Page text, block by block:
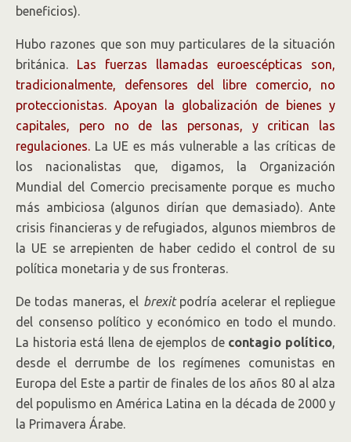
beneficios).
Hubo razones que son muy particulares de la situación
británica. Las fuerzas llamadas euroescépticas son,
tradicionalmente, defensores del libre comercio, no
proteccionistas. Apoyan la globalización de bienes y
capitales, pero no de las personas, y critican las
regulaciones. La UE es más vulnerable a las críticas de
los nacionalistas que, digamos, la Organización
Mundial del Comercio precisamente porque es mucho
más ambiciosa (algunos dirían que demasiado). Ante
crisis financieras y de refugiados, algunos miembros de
la UE se arrepienten de haber cedido el control de su
política monetaria y de sus fronteras.
De todas maneras, el brexitpodría acelerar el repliegue
del consenso político y económico en todo el mundo.
La historia está llena de ejemplos de contagio político,
desde el derrumbe de los regímenes comunistas en
Europa del Este a partir de finales de los años 80 al alza
del populismo en América Latina en la década de 2000 y
la Primavera Árabe.